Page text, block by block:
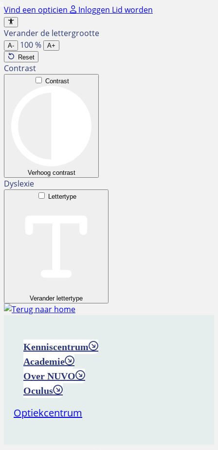
Ga
naar
de
inhoud
Vind een opticien Inloggen Lid worden
Verander de lettergrootte
A- 100%
A+
Reset
Contrast
Contrast
Verhoog contrast
Dyslexie
Lettertype
Verander lettertype
Kenniscentrum
Academie
Over NUVO
Oculus
Optiekcentrum